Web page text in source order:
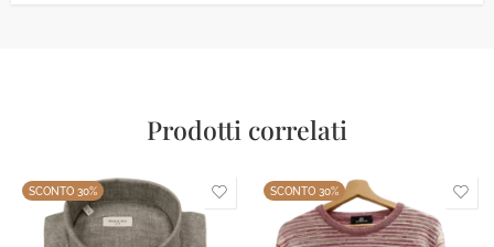
Prodotti correlati
SCONTO 30% SCONTO 30%